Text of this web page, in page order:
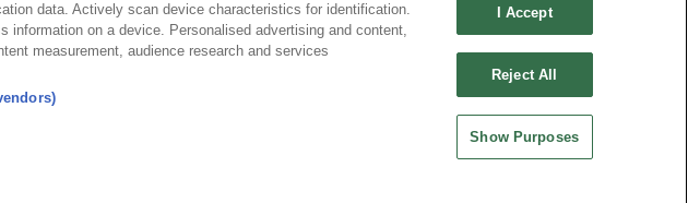
上海分公司
中國大陸
歐品電子(昆山)有限公司
data. Actively scan device characteristics for identification.
information on a device. Personalised advertising and content,
measurement, audience research and services
I Accept
Reject All
Show Purposes